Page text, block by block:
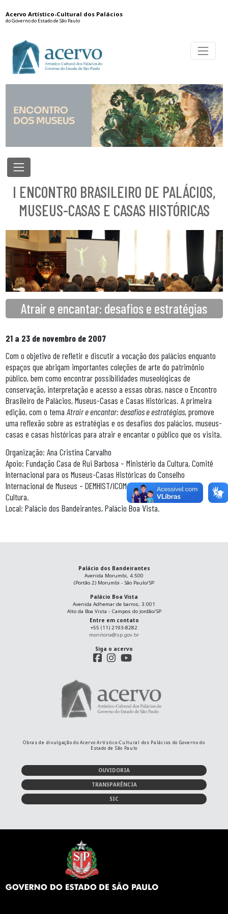
Acervo Artístico-Cultural dos Palácios
do Governo do Estado de São Paulo
I ENCONTRO BRASILEIRO DE PALÁCIOS,
MUSEUS-CASAS E CASAS HISTÓRICAS
Atrair e encantar: desafios e estratégias
21 a 23 de novembro de 2007
Com o objetivo de refletir e discutir a vocação dos palácios enquanto
espaços que abrigam importantes coleções de arte do patrimônio
público, bem como encontrar possibilidades museológicas de
conservação, interpretação e acesso a essas obras, nasce o Encontro
Brasileiro de Palácios, Museus-Casas e Casas Históricas. A primeira
edição, com o tema Atrair e encantar: desafios e estratégias, promove
uma reflexão sobre as estratégias e os desafios dos palácios, museus-
casas e casas históricas para atrair e encantar o público que os visita.
Organização: Ana Cristina Carvalho
Apoio: Fundação Casa de Rui Barbosa – Ministério da Cultura, Comitê
Internacional para os Museus-Casas Históricas do Conselho
Internacional de Museus – DEMHIST/ICOM, Secretaria de Estado da
Cultura.
Local: Palácio dos Bandeirantes, Palácio Boa Vista.
Palácio dos Bandeirantes
Avenida Morumbi, 4.500
(Portão 2) Morumbi - São Paulo/SP
Palácio Boa Vista
Avenida Adhemar de barros, 3.001
Alto da Boa Vista - Campos do Jordão/SP
Entre em contato
+55 (11) 2193-8282
monitoria@sp.gov.br
Siga o acervo
Obras de divulgação do Acervo Artístico-Cultural dos Palácios do Governo do
Estado de São Paulo
OUVIDORIA
TRANSPARÊNCIA
SIC